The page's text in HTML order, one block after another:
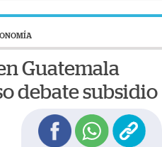
Guatemala
debate subsidio